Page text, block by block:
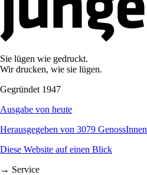
Sie lügen wie gedruckt.
Wir drucken, wie sie lügen.
Gegründet 1947
Ausgabe von heute
Herausgegeben von 3079 GenossInnen
Diese Website auf einen Blick
→ Service